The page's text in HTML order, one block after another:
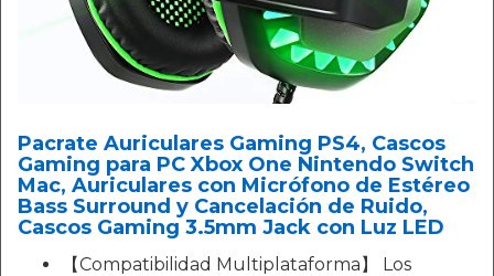
Pacrate Auriculares Gaming PS4, Cascos
Gaming para PC Xbox One Nintendo Switch
Mac, Auriculares con Micrófono de Estéreo
Bass Surround y Cancelación de Ruido,
Cascos Gaming 3.5mm Jack con Luz LED
【Compatibilidad Multiplataforma】 Los